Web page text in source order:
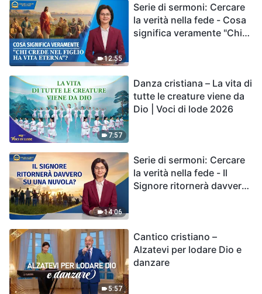
Regno di Dio?
12:55
Serie di sermoni: Cercare
la verità nella fede - Cosa
significa veramente "Chi
7:57
Danza cristiana – La vita di
tutte le creature viene da
Dio | Voci di lode 2026
14:06
Serie di sermoni: Cercare
la verità nella fede - Il
Signore ritornerà davvero
5:57
Cantico cristiano –
Alzatevi per lodare Dio e
danzare